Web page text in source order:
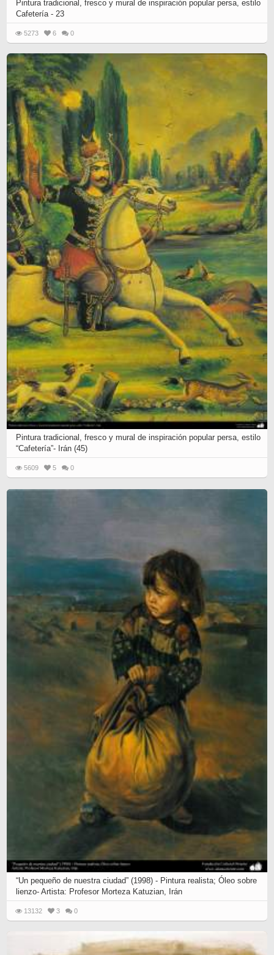
Pintura tradicional, fresco y mural de inspiración popular persa, estilo
Cafetería - 23
5273 6 0
Pintura tradicional, fresco y mural de inspiración popular persa, estilo
“Cafetería”- Irán (45)
5609 5 0
“Un pequeño de nuestra ciudad” (1998) - Pintura realista; Óleo sobre
lienzo- Artista: Profesor Morteza Katuzian, Irán
13132 3 0